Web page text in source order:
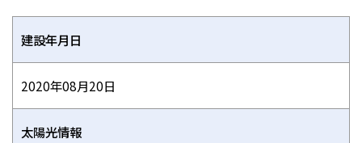
建設年月日
2020年08月20日
太陽光情報